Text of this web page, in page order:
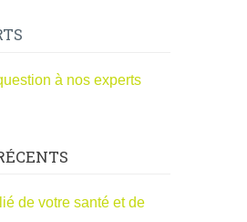
à nos experts
de votre santé et de